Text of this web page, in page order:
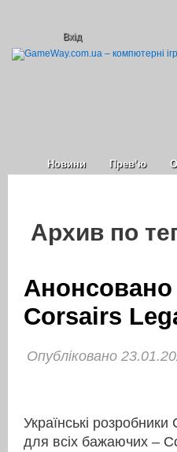
Вхід
Новини Прев’ю
Архив по
Анонсовано
Corsairs
Опубліковано
Українські
для всіх бажаючих –